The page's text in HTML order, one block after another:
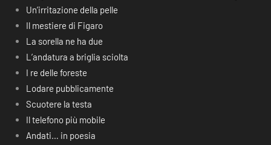
Un’irritazione della pelle
Il mestiere di Figaro
La sorella ne ha due
L’andatura a briglia sciolta
I re delle foreste
Lodare pubblicamente
Scuotere la testa
Il telefono più mobile
Andati… in poesia